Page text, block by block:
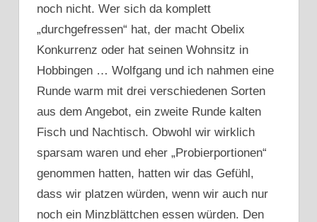
noch nicht. Wer sich da komplett
„durchgefressen“ hat, der macht Obelix
Konkurrenz oder hat seinen Wohnsitz in
Hobbingen … Wolfgang und ich nahmen eine
Runde warm mit drei verschiedenen Sorten
aus dem Angebot, ein zweite Runde kalten
Fisch und Nachtisch. Obwohl wir wirklich
sparsam waren und eher „Probierportionen“
genommen hatten, hatten wir das Gefühl,
dass wir platzen würden, wenn wir auch nur
noch ein Minzblättchen essen würden. Den